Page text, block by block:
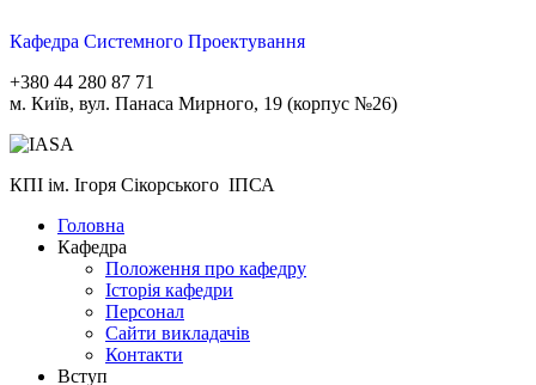
Кафедра Системного Проектування
+380 44 280 87 71
м. Київ, вул. Панаса Мирного, 19 (корпус №26)
КПІ ім. Ігоря Сікорського ІПСА
Головна
Кафедра
Положення про кафедру
Історія кафедри
Персонал
Сайти викладачів
Контакти
Вступ